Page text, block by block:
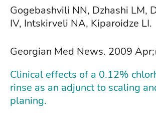
Gogebashvili NN, Dzhashi LM,
IV, Intskirveli NA, Kiparoidze LI.
Georgian Med News. 2009
Clinical effects of a 0.12%
rinse as an adjunct to scaling
planing.